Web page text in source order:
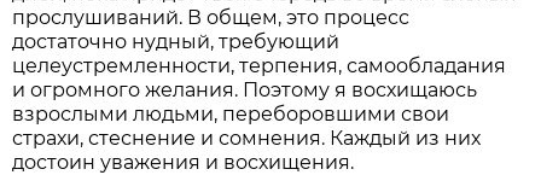
прослушиваний. В общем, это процесс
достаточно нудный, требующий
целеустремленности, терпения, самообладания
и огромного желания. Поэтому я восхищаюсь
взрослыми людьми, переборовшими свои
страхи, стеснение и сомнения. Каждый из них
достоин уважения и восхищения.